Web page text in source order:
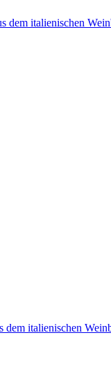
dem italienischen
italienischen